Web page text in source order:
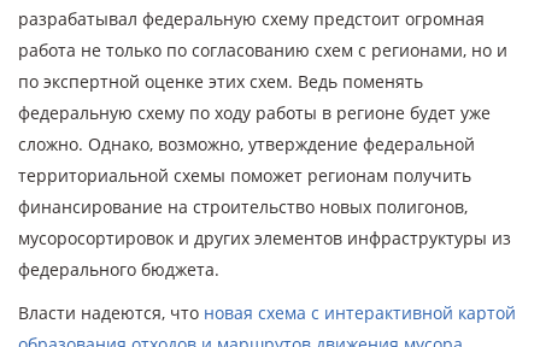
разрабатывал федеральную схему предстоит огромная
работа не только по согласованию схем с регионами, но и
по экспертной оценке этих схем. Ведь поменять
федеральную схему по ходу работы в регионе будет уже
сложно. Однако, возможно, утверждение федеральной
территориальной схемы поможет регионам получить
финансирование на строительство новых полигонов,
мусоросортировок и других элементов инфраструктуры из
федерального бюджета.
Власти надеются, что новая схема с интерактивной картой